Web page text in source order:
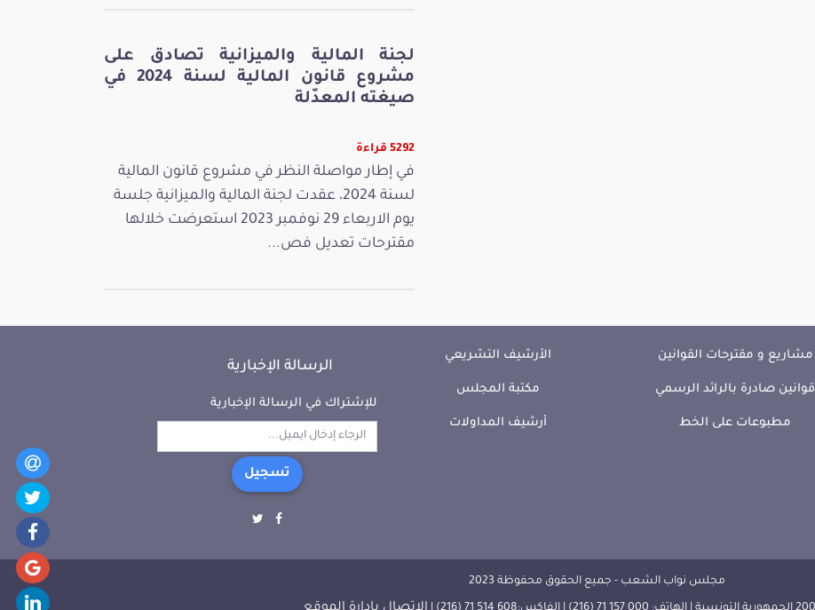
لجنة المالية والميزانية تصادق على
مشروع قانون المالية لسنة 2024 في
صيغته المعدّلة
5292 قراءة
في إطار مواصلة النظر في مشروع قانون المالية
لسنة 2024، عقدت لجنة المالية والميزانية جلسة
يوم الاربعاء 29 نوفمبر 2023 استعرضت خلالها
مقترحات تعديل فص...
مشاريع و مقترحات القوانين
قوانين صادرة بالرائد الرسمي
مطبوعات على الخط
الأرشيف التشريعي
مكتبة المجلس
أرشيف المداولات
الرسالة الإخبارية
للإشتراك في الرسالة الإخبارية
تسجيل
مجلس نواب الشعب - جميع الحقوق محفوظة 2023